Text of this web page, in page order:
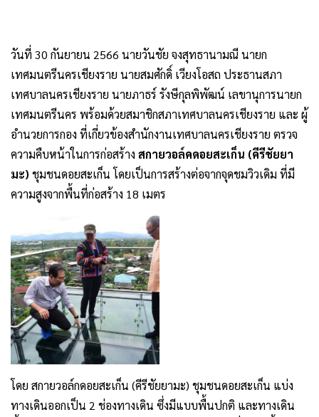
วันที่ 30 กันยายน 2566 นายวันชัย จงสุทธานามณี นายก
เทศมนตรีนครเชียงราย นายสมศักดิ์ เวียงโอสถ ประธานสภา
เทศบาลนครเชียงราย นายภาธร์ รังษีกุลพิพัฒน์ เลขานุการนายก
เทศมนตรีนคร พร้อมด้วยสมาชิกสภาเทศบาลนครเชียงราย และ ผู้
อำนวยการกอง ที่เกี่ยวข้องสำนักงานเทศบาลนครเชียงราย ตรวจ
ความคืบหน้าในการก่อสร้าง สกายวอล์คดอยสะเก็น (คีรีชัยยา
มะ) ชุมชนดอยสะเก็น โดยเป็นการสร้างต่อจากจุดชมวิวเดิม ที่มี
ความสูงจากพื้นที่ก่อสร้าง 18 เมตร
โดย สกายวอล์กดอยสะเก็น (คีรีชัยยามะ) ชุมชนดอยสะเก็น แบ่ง
ทางเดินออกเป็น 2 ช่องทางเดิน ซึ่งมีแบบพื้นปกติ และทางเดิน